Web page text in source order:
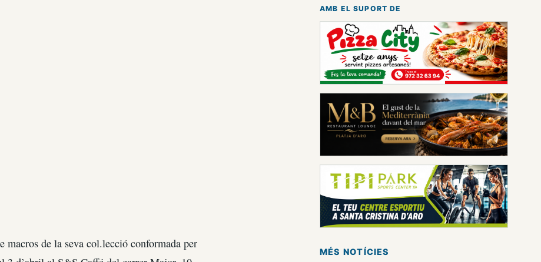
macros de la seva col.lecció conformada per
AMB EL SUPORT DE
MÉS NOTÍCIES